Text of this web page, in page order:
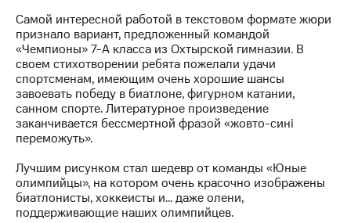
Пригласить
спикера
и акционерам
Корпоративное
управление
Корпоративный
секретарь
Раскрытие
информации
Информация
акционерам
Документы
Самой интересной работой в текстовом формате жюри
признало вариант, предложенный командой
«Чемпионы» 7-А класса из Охтырской гимназии. В
своем стихотворении ребята пожелали удачи
спортсменам, имеющим очень хорошие шансы
завоевать победу в биатлоне, фигурном катании,
санном спорте. Литературное произведение
заканчивается бессмертной фразой «жовто-сині
переможуть».
Лучшим рисунком стал шедевр от команды «Юные
олимпийцы», на котором очень красочно изображены
биатлонисты, хоккеисты и… даже олени,
поддерживающие наших олимпийцев.